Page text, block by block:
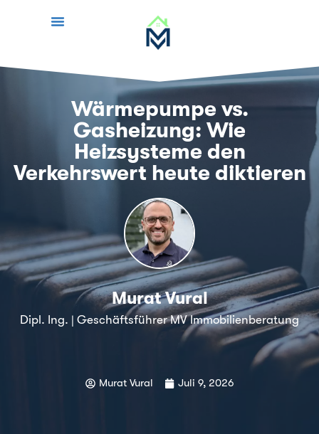
Wärmepumpe vs.
Gasheizung: Wie
Heizsysteme den
Verkehrswert heute diktieren
Murat Vural
Dipl. Ing. | Geschäftsführer MV Immobilienberatung
Murat Vural Juli 9, 2026